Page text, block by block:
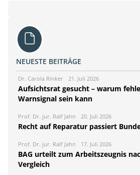
NEUESTE BEITRÄGE
Dr. Carola Rinker 21. Juli 2026
Aufsichtsrat gesucht – warum
Warnsignal sein kann
Prof. Dr. jur. Ralf Jahn 20. Juli 2026
Recht auf Reparatur passiert
Prof. Dr. jur. Ralf Jahn 17. Juli 2026
BAG urteilt zum Arbeitszeugnis
Vergleich